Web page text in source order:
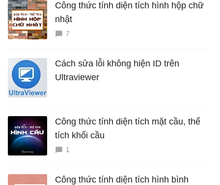
Công thức tính diện tích hình hộp chữ
nhật
7
Cách sửa lỗi không hiện ID trên
Ultraviewer
Công thức tính diện tích mặt cầu, thể
tích khối cầu
1
Công thức tính diện tích hình bình